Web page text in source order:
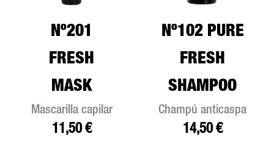
Nº201
FRESH
MASK
Mascarilla capilar
11,50€
Nº102 PURE
FRESH
SHAMPOO
Champú anticaspa
14,50€